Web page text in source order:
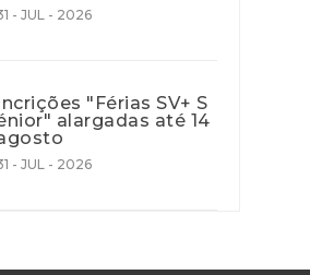
- JUL - 2026
"Férias SV+ S
alargadas até 14
- JUL - 2026